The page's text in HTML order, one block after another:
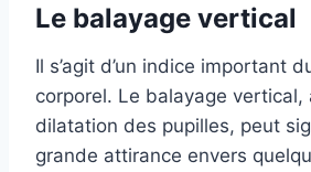
Le balayage vertical
Il s’agit d’un indice important
corporel. Le balayage vertical,
dilatation des pupilles, peut
grande attirance envers